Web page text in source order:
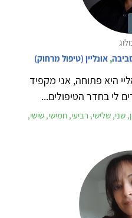
, אונליין (טיפול מרחוק)
היא פתוחה, אני מקפיד
לי בחדר הטיפולים...
שלישי, רביעי, חמישי, שישי,